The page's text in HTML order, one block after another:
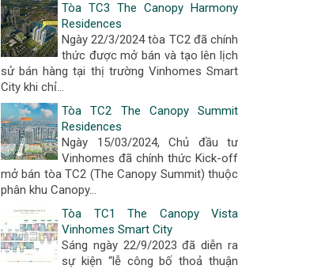
Tòa TC3 The Canopy Harmony
Residences
Ngày 22/3/2024 tòa TC2 đã chính
thức được mở bán và tạo lên lịch
sử bán hàng tại thị trường Vinhomes Smart
City khi chỉ...
Tòa TC2 The Canopy Summit
Residences
Ngày 15/03/2024, Chủ đầu tư
Vinhomes đã chính thức Kick-off
mở bán tòa TC2 (The Canopy Summit) thuộc
phân khu Canopy...
Tòa TC1 The Canopy Vista
Vinhomes Smart City
Sáng ngày 22/9/2023 đã diễn ra
sự kiện “lễ công bố thoả thuận